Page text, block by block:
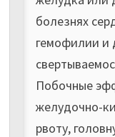
болезнях
гемофилии и
Побочные
желудочно-
рвоту,